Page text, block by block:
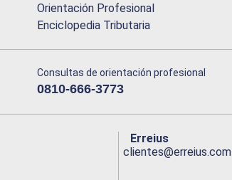
Orientación Profesional
Enciclopedia Tributaria
Consultas de orientación profesional
0810-666-3773
Erreius
clientes@erreius.com